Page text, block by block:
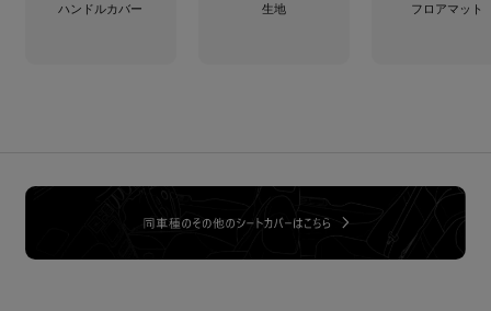
ハンドルカバー 生地 フロアマット